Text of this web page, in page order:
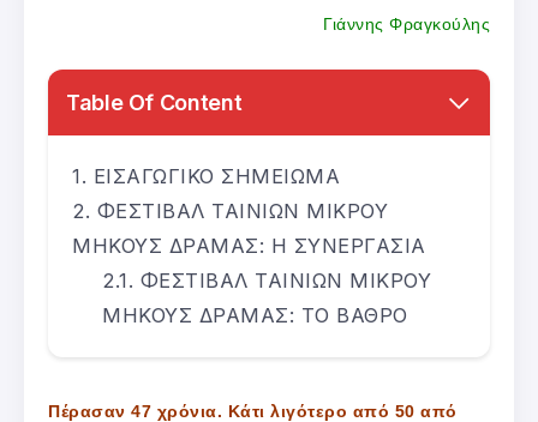
Γιάννης Φραγκούλης
Table Of Content
ΕΙΣΑΓΩΓΙΚΟ ΣΗΜΕΙΩΜΑ
ΦΕΣΤΙΒΑΛ ΤΑΙΝΙΩΝ ΜΙΚΡΟΥ
ΜΗΚΟΥΣ ΔΡΑΜΑΣ: Η ΣΥΝΕΡΓΑΣΙΑ
ΦΕΣΤΙΒΑΛ ΤΑΙΝΙΩΝ ΜΙΚΡΟΥ
ΜΗΚΟΥΣ ΔΡΑΜΑΣ: ΤΟ ΒΑΘΡΟ
Πέρασαν 47 χρόνια. Κάτι λιγότερο από 50 από